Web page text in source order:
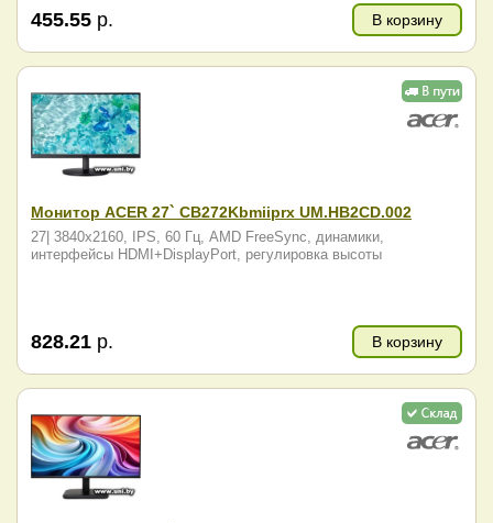
455.55 р. В корзину
Монитор ACER 27` CB272Kbmiiprx UM.HB2CD.002
27| 3840x2160, IPS, 60 Гц, AMD FreeSync, динамики,
интерфейсы HDMI+DisplayPort, регулировка высоты
828.21 р. В корзину